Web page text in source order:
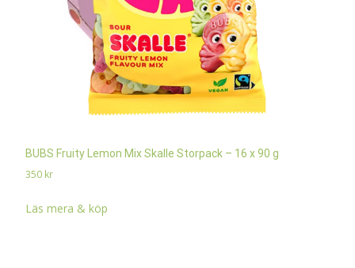
BUBS Fruity Lemon Mix Skalle Storpack – 16 x 90 g
350 kr
Läs mera & köp